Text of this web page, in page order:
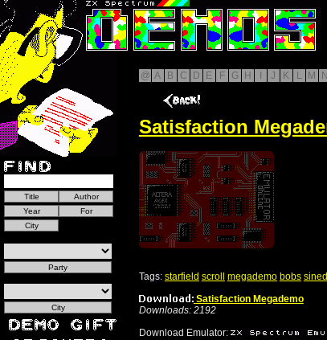
@ A B C D E F G H J K L M N
Satisfaction
Tags: starfield scroll megademo bobs
Satisfaction Megademo
Downloads: 2192
Download Emulator: